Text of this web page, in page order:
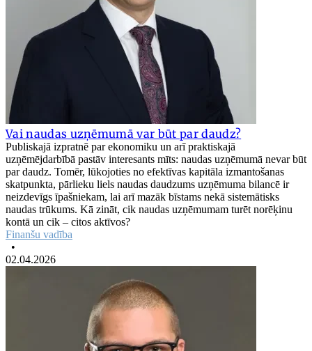
Vai naudas uzņēmumā var būt par daudz?
Publiskajā izpratnē par ekonomiku un arī praktiskajā
uzņēmējdarbībā pastāv interesants mīts: naudas uzņēmumā nevar būt
par daudz. Tomēr, lūkojoties no efektīvas kapitāla izmantošanas
skatpunkta, pārlieku liels naudas daudzums uzņēmuma bilancē ir
neizdevīgs īpašniekam, lai arī mazāk bīstams nekā sistemātisks
naudas trūkums. Kā zināt, cik naudas uzņēmumam turēt norēķinu
kontā un cik – citos aktīvos?
Finanšu vadība
•
02.04.2026